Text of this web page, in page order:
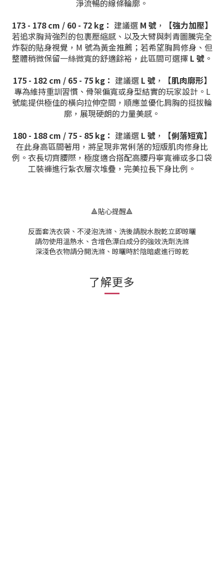
淨流暢的線條輪廓。
173 - 178 cm / 60 - 72 kg： 建議選 M 號，
【強力加壓】
若追求胸背強烈的包裹壓縮感、以及大臂與刺青圖騰完全
炸裂的貼身視覺，M 號為黃金推薦；若希望胸肩修身、但
整體稍微保留一絲微寬的舒適餘裕，此區間可選擇 L 號。
175 - 182 cm / 65 - 75 kg： 建議選 L 號，
【肌肉廓形】
專為維持重訓習慣、骨架偏寬或身型結實的玩家設計。L
號能提供極佳的橫向拉伸空間，順應並優化肩胸的挺拔輪
廓，展現硬朗的力量美感。
180 - 188 cm / 75 - 85 kg： 建議選 L 號，
【俐落短寬】
在此身高區間著用，將呈現非常俐落的短版肌肉修身比
例。衣長切齊腰際，極度適合搭配高腰丹寧寬褲或多口袋
工裝褲進行紮衣層次堆疊，完美拉長下身比例。
🔺貼心提醒🔺
反面套洗衣袋、不浸泡洗滌、洗後請脫水脫乾立即晾曬
請勿使用溫熱水、含增色漂白成分的強效洗劑洗滌
深淺色衣物請分開洗滌、晾曬時於陰暗處進行晾乾
了解更多